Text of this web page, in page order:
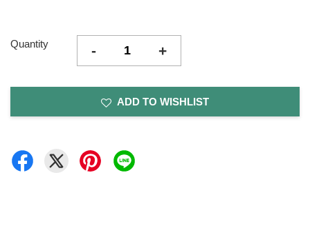
Quantity - +
ADD TO WISHLIST